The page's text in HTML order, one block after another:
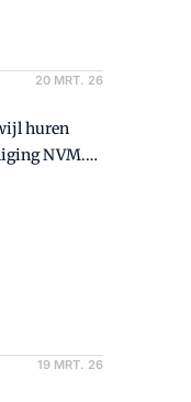
20 MRT. 26
huren
NVM.
19 MRT. 26